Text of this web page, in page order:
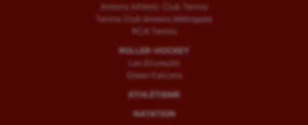
Amiens Athletic Club Tennis
Tennis Club Amiens Métropole
RCA Tennis
ROLLER-HOCKEY
Les Ecureuils
Green Falcons
ATHLÉTISME
NATATION